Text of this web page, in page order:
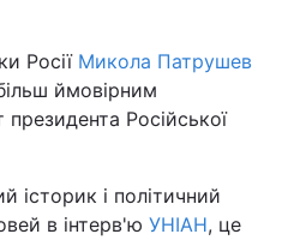
Війна
Політика
Наука
Росії Микола Патрушев
ймовірним
Російської
історик і політичний
в інтерв'ю УНІАН, це